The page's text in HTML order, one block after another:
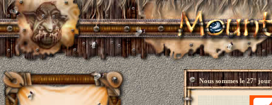
Nous sommes le27° jour